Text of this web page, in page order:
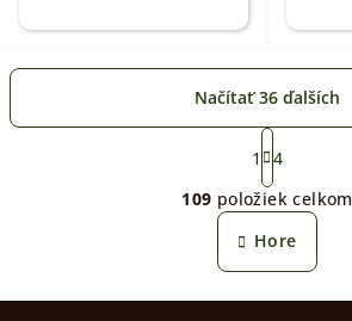
O
v
l
á
d
Načítať 36 ďalších
S
t
r
á
n
k
o
v
1
4
109 položiek celkom
Hore